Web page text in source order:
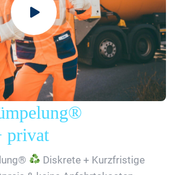
privat
Diskrete + Kurzfristige